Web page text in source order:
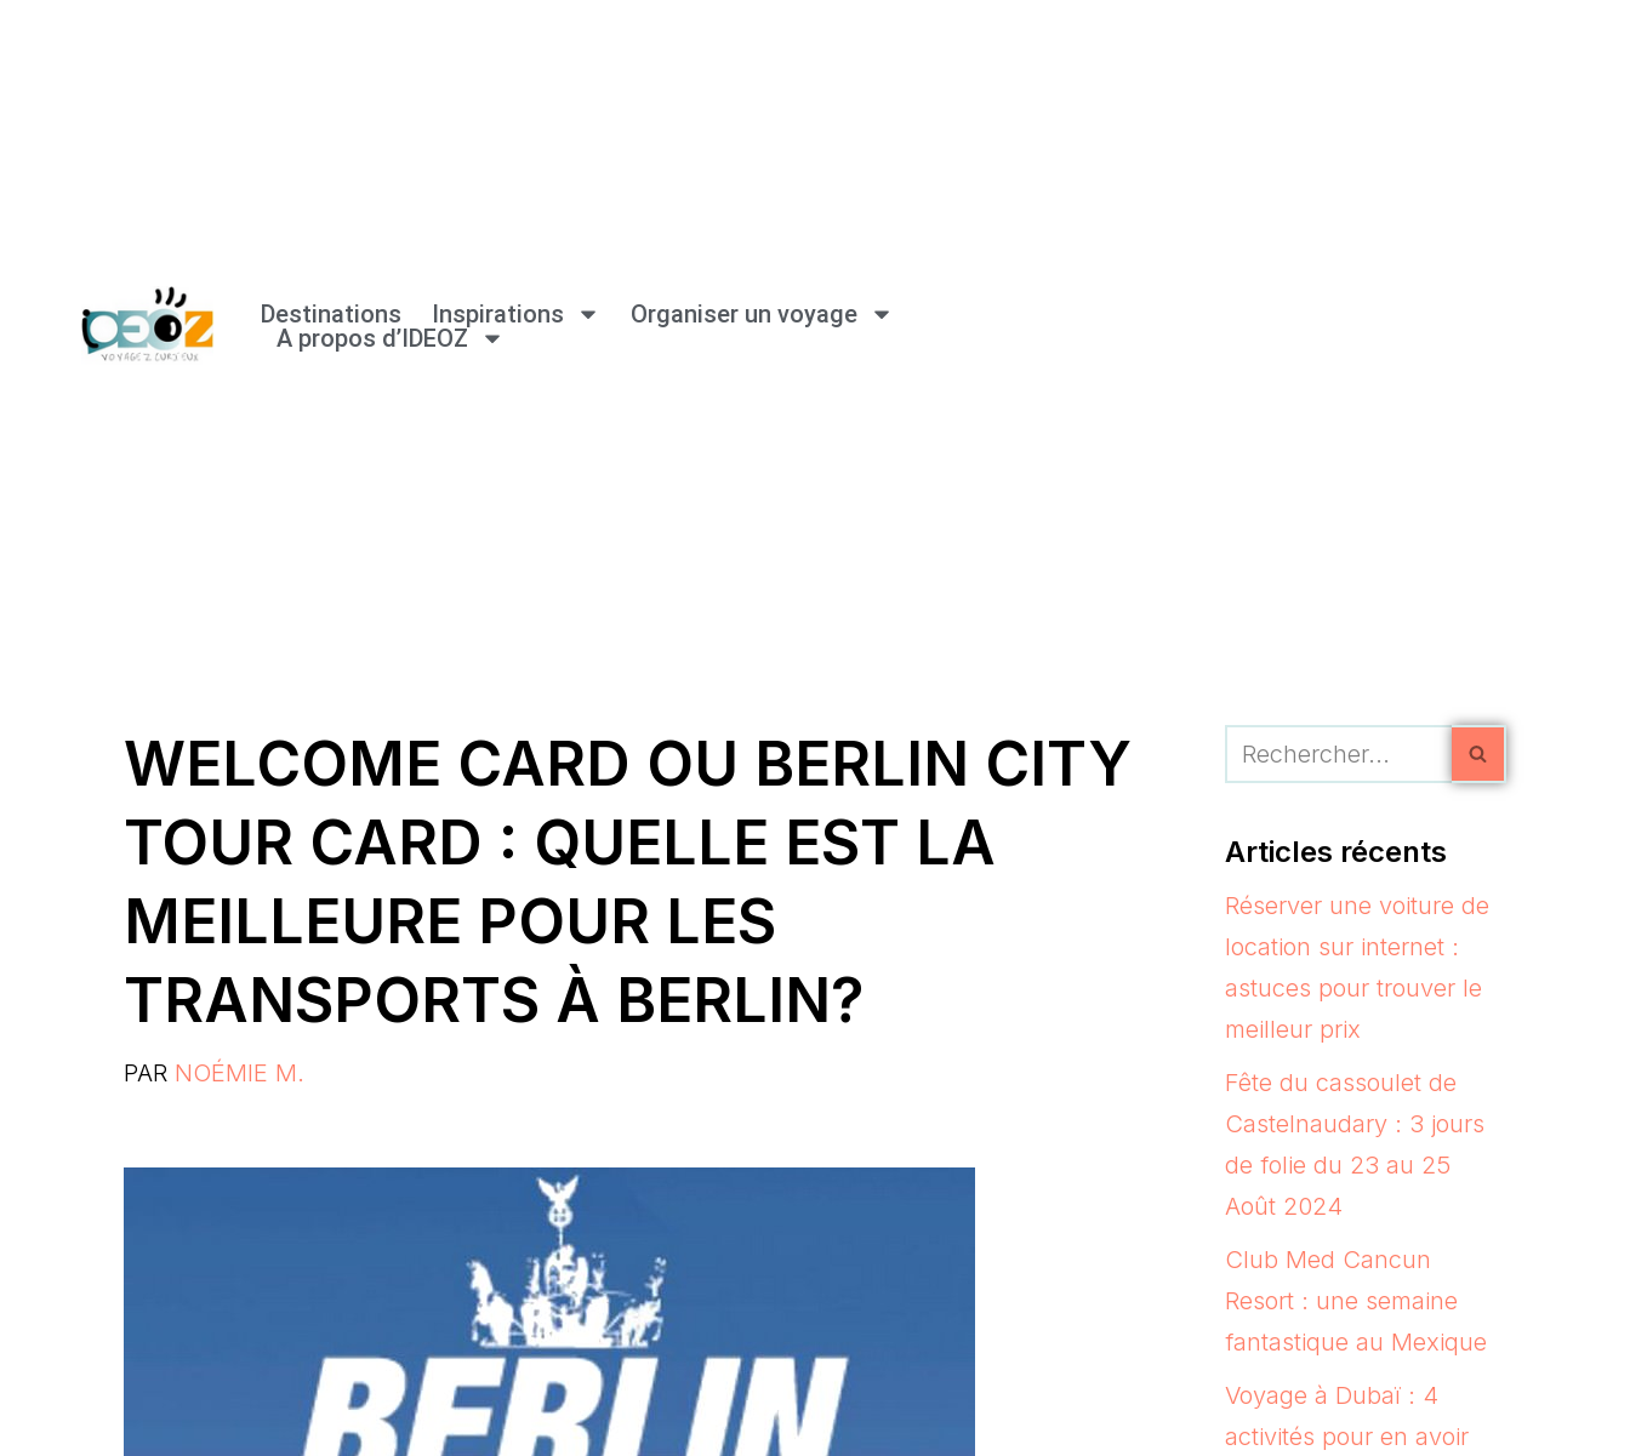
Destinations Inspirations
Organiser un voyage
A propos d’IDEOZ
WELCOME CARD OU BERLIN CITY
TOUR CARD : QUELLE EST LA
MEILLEURE POUR LES
TRANSPORTS À BERLIN?
PAR NOÉMIE M.
Articles récents
Réserver une voiture de
location sur internet :
astuces pour trouver le
meilleur prix
Fête du cassoulet de
Castelnaudary : 3 jours
de folie du 23 au 25
Août 2024
Club Med Cancun
Resort : une semaine
fantastique au Mexique
Voyage à Dubaï : 4
activités pour en avoir